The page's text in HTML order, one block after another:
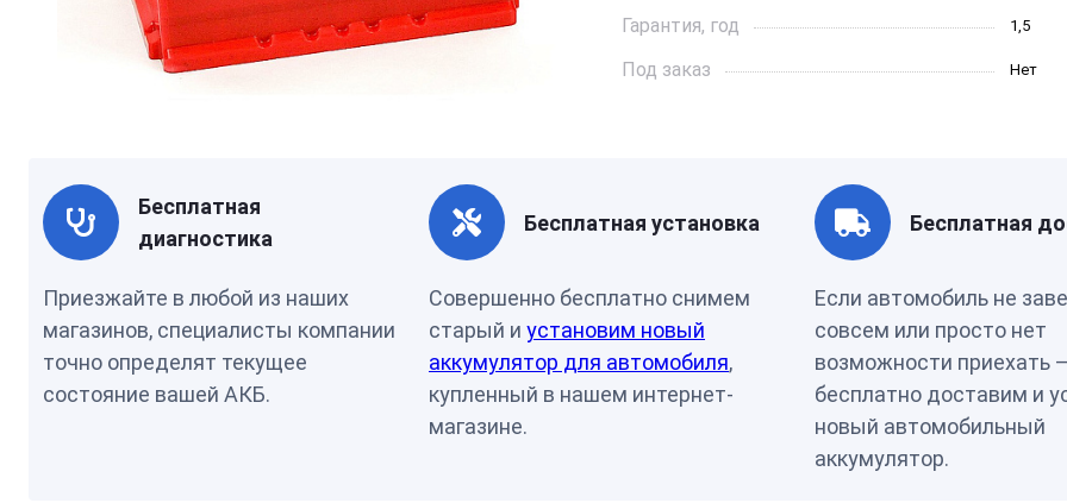
Гарантия, год 1,5
Под заказ Нет
Бесплатная
диагностика
Приезжайте в любой из наших
магазинов, специалисты компании
точно определят текущее
состояние вашей АКБ.
Бесплатная установка
Совершенно бесплатно снимем
старый и установим новый
аккумулятор для автомобиля,
купленный в нашем интернет-
магазине.
Бесплатная
Если автомобиль не
совсем или просто нет
возможности приехать
бесплатно доставим и
новый автомобильный
аккумулятор.